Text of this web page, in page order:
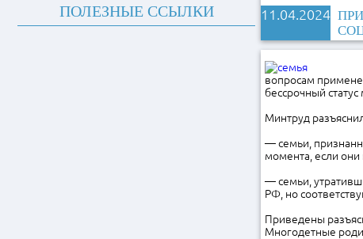
11.04.2024
вопросам
бессрочный
Минтруд
— семьи,
момента, если они
— семьи,
РФ, но
Приведены
Многодетные
ПОЛЕЗНЫЕ ССЫЛКИ